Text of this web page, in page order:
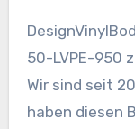
DesignVinylBodenbelag CoreTec Tasman Oak 50
50-LVPE-950
Wir sind seit
haben diesen